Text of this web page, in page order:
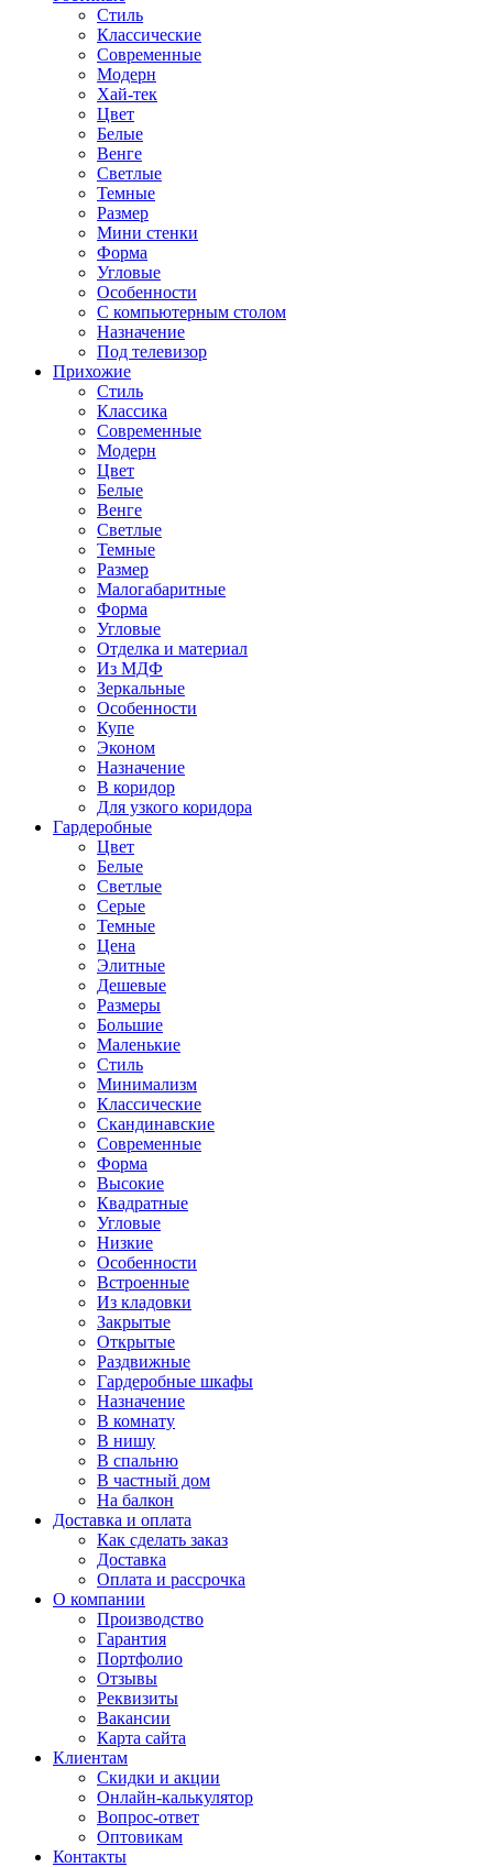
Стиль
Классические
Современные
Модерн
Хай-тек
Цвет
Белые
Венге
Светлые
Темные
Размер
Мини стенки
Форма
Угловые
Особенности
С компьютерным столом
Назначение
Под телевизор
Прихожие
Стиль
Классика
Современные
Модерн
Цвет
Белые
Венге
Светлые
Темные
Размер
Малогабаритные
Форма
Угловые
Отделка и материал
Из МДФ
Зеркальные
Особенности
Купе
Эконом
Назначение
В коридор
Для узкого коридора
Гардеробные
Цвет
Белые
Светлые
Серые
Темные
Цена
Элитные
Дешевые
Размеры
Большие
Маленькие
Стиль
Минимализм
Классические
Скандинавские
Современные
Форма
Высокие
Квадратные
Угловые
Низкие
Особенности
Встроенные
Из кладовки
Закрытые
Открытые
Раздвижные
Гардеробные шкафы
Назначение
В комнату
В нишу
В спальню
В частный дом
На балкон
Доставка и оплата
Как сделать заказ
Доставка
Оплата и рассрочка
О компании
Производство
Гарантия
Портфолио
Отзывы
Реквизиты
Вакансии
Карта сайта
Клиентам
Скидки и акции
Онлайн-калькулятор
Вопрос-ответ
Оптовикам
Контакты